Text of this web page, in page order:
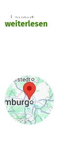
- Layout
Darüber hinaus
News zu
ersten
weiterlesen